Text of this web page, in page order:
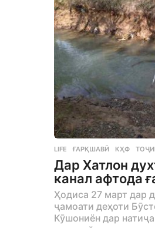
a
g
o
LIFE ҒАРҚШАВӢ ,КҲФ ,
Дар Хатлон
канал афтода
Ҳодиса 27 март дар
ҷамоати деҳоти
Кӯшониён дар